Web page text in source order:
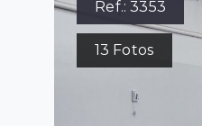
Ref.:3353
13 Fotos